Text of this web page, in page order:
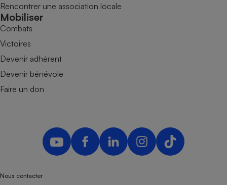
Rencontrer une association locale
Mobiliser
Combats
Victoires
Devenir adhérent
Devenir bénévole
Faire un don
Nous contacter